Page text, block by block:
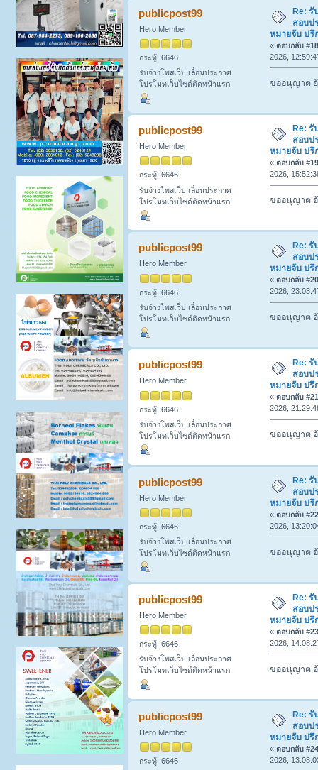
publicpost99
Hero Member
กระทู้: 6646
รับจ้างโพสเว็บ เลื่อนประกาศ
โปรโมทเว็บไซต์ติดหน้าแรก
Re: รั
สอบป
หมายจับ ปรึ
« ตอบกลับ
2026,
ขออนุญาต
publicpost99
Hero Member
กระทู้: 6646
รับจ้างโพสเว็บ เลื่อนประกาศ
โปรโมทเว็บไซต์ติดหน้าแรก
Re: รั
สอบป
หมายจับ ปรึ
« ตอบกลับ
2026,
ขออนุญาต
publicpost99
Hero Member
กระทู้: 6646
รับจ้างโพสเว็บ เลื่อนประกาศ
โปรโมทเว็บไซต์ติดหน้าแรก
Re: รั
สอบป
หมายจับ ปรึ
« ตอบกลับ
2026,
ขออนุญาต
publicpost99
Hero Member
กระทู้: 6646
รับจ้างโพสเว็บ เลื่อนประกาศ
โปรโมทเว็บไซต์ติดหน้าแรก
Re: รั
สอบป
หมายจับ ปรึ
« ตอบกลับ
2026,
ขออนุญาต
publicpost99
Hero Member
กระทู้: 6646
รับจ้างโพสเว็บ เลื่อนประกาศ
โปรโมทเว็บไซต์ติดหน้าแรก
Re: รั
สอบป
หมายจับ ปรึ
« ตอบกลับ
2026,
ขออนุญาต
publicpost99
Hero Member
กระทู้: 6646
รับจ้างโพสเว็บ เลื่อนประกาศ
โปรโมทเว็บไซต์ติดหน้าแรก
Re: รั
สอบป
หมายจับ ปรึ
« ตอบกลับ
2026,
ขออนุญาต
publicpost99
Hero Member
กระทู้: 6646
Re: รั
สอบป
หมายจับ ปรึ
« ตอบกลับ
2026,